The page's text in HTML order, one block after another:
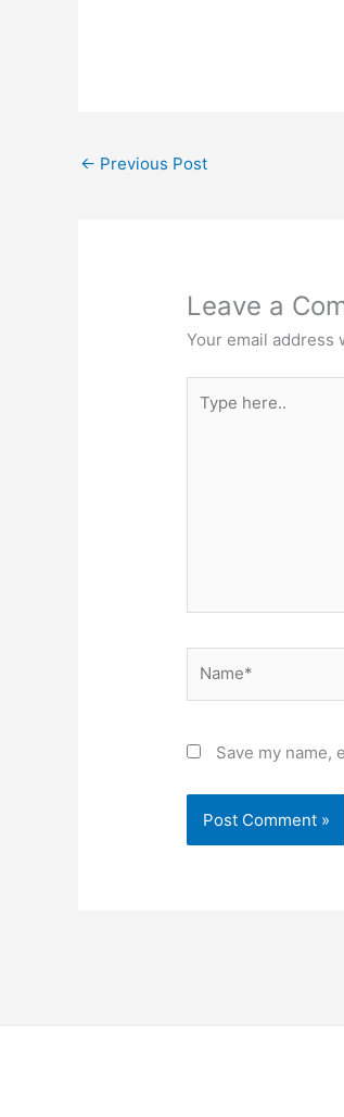
← Previous Post
Leave a
Your email address
here..
Save my name,